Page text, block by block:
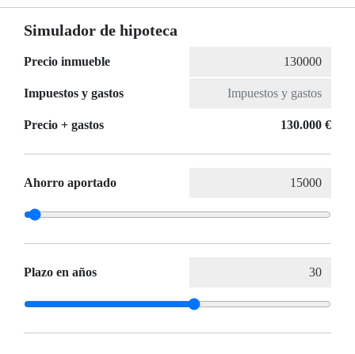
Simulador de hipoteca
Precio inmueble
Impuestos y gastos
Precio + gastos 130.000 €
Ahorro aportado
Plazo en años